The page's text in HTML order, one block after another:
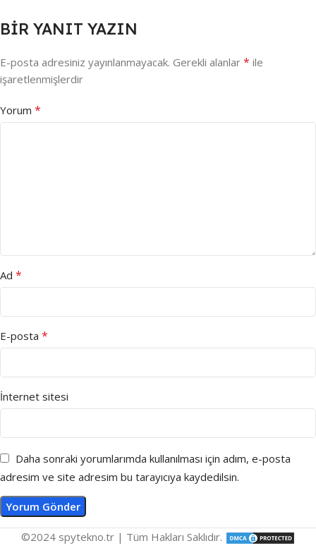
BIR YANIT YAZIN
E-posta adresiniz yayınlanmayacak. Gerekli alanlar * ile
işaretlenmişlerdir
Yorum *
Ad *
E-posta *
İnternet sitesi
Daha sonraki yorumlarımda kullanılması için adım, e-posta
adresim ve site adresim bu tarayıcıya kaydedilsin.
©2024 spytekno.tr | Tüm Hakları Saklıdır.